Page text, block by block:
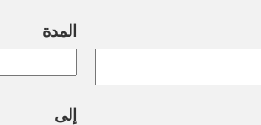
المدة
إلى